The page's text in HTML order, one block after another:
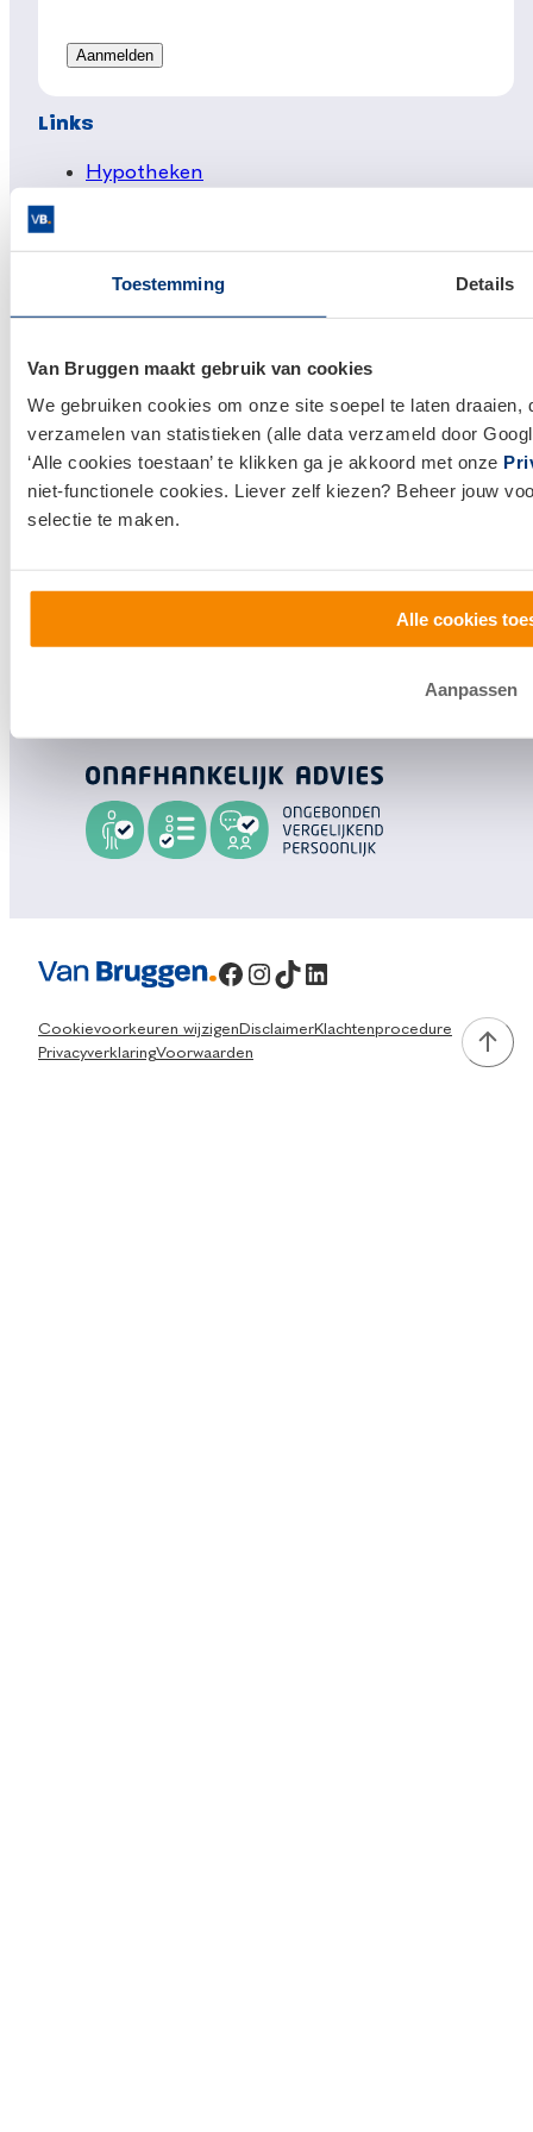
Toestemming Details
Van Bruggen maakt gebruik van cookies
We gebruiken cookies om onze site soepel te laten
verzamelen van statistieken (alle data verzameld door
‘Alle cookies toestaan’ te klikken ga je akkoord met onze
niet-functionele cookies. Liever zelf kiezen? Beheer jouw
selectie te maken.
Alle cookies
Aanpassen
Links
Hypotheken
Actuele hypotheekrentes
Financieel Advies
Makelaardij
Huis kopen
Huis verkopen
Klantenservice en contact
0800 1600
Facebook
Instagram
TikTok
LinkedIn
Cookievoorkeuren wijzigen DisclaimerKlachtenprocedure
PrivacyverklaringVoorwaarden